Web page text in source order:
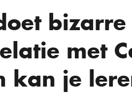
met
kan je